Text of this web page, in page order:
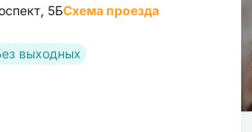
5БСхема проезда
выходных